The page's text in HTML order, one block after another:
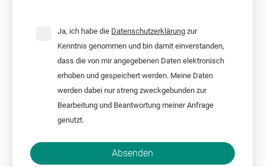
Ja, ich habe die Datenschutzerklärung zur
Kenntnis genommen und bin damit einverstanden,
dass die von mir angegebenen Daten elektronisch
erhoben und gespeichert werden. Meine Daten
werden dabei nur streng zweckgebunden zur
Bearbeitung und Beantwortung meiner Anfrage
genutzt.
Bitte nicht ausfüllen.Absenden